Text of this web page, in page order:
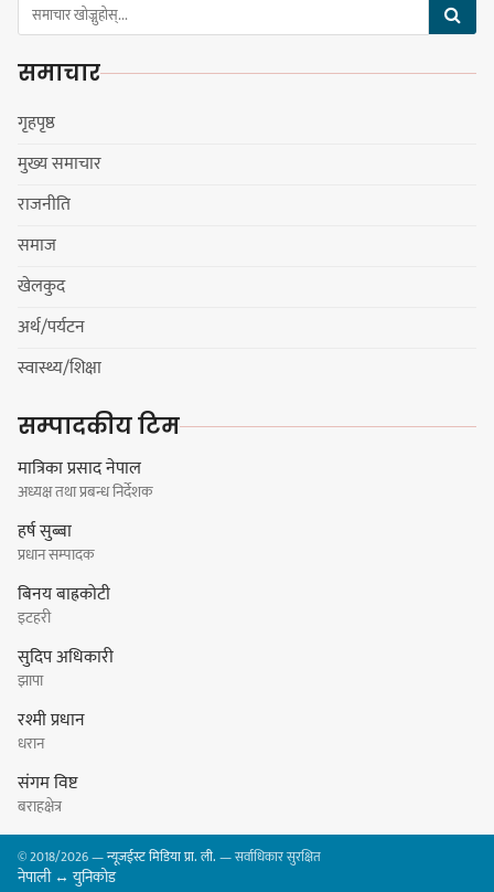
नेपाली काँग्रेस सभापति गगन थापालाई
सुनसरीका कार्यकर्ताको आग्रह
धरानमा सुनसरी उद्योग वाणिज्य
संघव्दारा सामाजिक सद्भाव र्‍याली
समाचार
गृहपृष्ठ
मुख्य समाचार
राजनीति
समाज
खेलकुद
अर्थ/पर्यटन
स्वास्थ्य/शिक्षा
सम्पादकीय टिम
मात्रिका प्रसाद नेपाल
अध्यक्ष तथा प्रबन्ध निर्देशक
हर्ष सुब्बा
प्रधान सम्पादक
बिनय बाह्रकोटी
इटहरी
सुदिप अधिकारी
झापा
रश्मी प्रधान
धरान
संगम विष्ट
बराहक्षेत्र
© 2018/2026 —न्यूजईस्ट मिडिया प्रा. ली. — सर्वाधिकार सुरक्षित
नेपाली ↔ युनिकोड